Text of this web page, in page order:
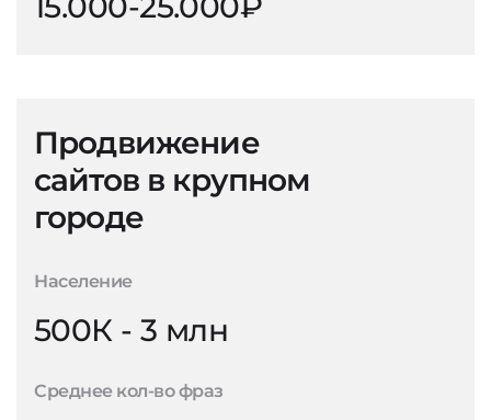
Продвижение
сайтов в крупном
городе
Население
500К - 3 млн
Среднее кол-во фраз